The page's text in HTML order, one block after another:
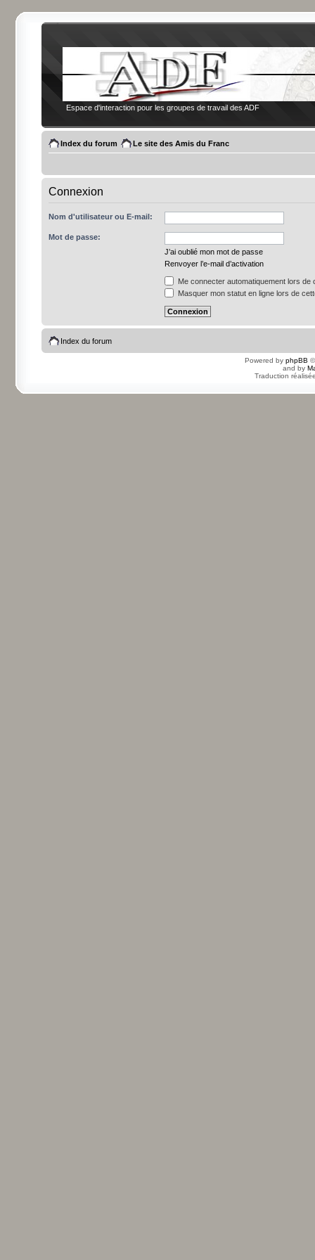
Espace d'interaction pour les groupes de travail des ADF
Index du forum Le site des Amis du Franc
Connexion
Nom d'utilisateur ou E-mail:
Mot de passe:
J’ai oublié mon mot de passe
Renvoyer l’e-mail d’activation
Me connecter automatiquement lors de
Masquer mon statut en ligne lors de
Index du forum
Powered by phpBB
and by
Traduction